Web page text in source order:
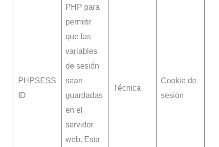
PHPSESS
ID
PHP para
permitir
que las
variables
de sesión
sean
guardadas
en el
servidor
web. Esta
Técnica
Cookie de
sesión